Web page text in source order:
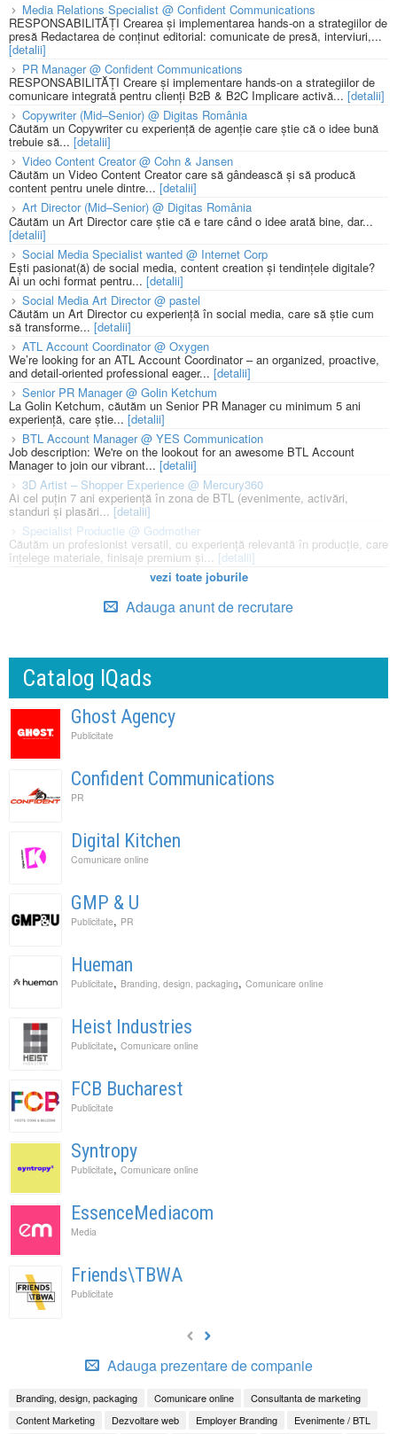
Media Relations Specialist @ Confident Communications
RESPONSABILITĂȚI Crearea și implementarea hands-on a strategiilor de
presă Redactarea de conținut editorial: comunicate de presă, interviuri,...
[detalii]
PR Manager @ Confident Communications
RESPONSABILITĂȚI Creare și implementare hands-on a strategiilor de
comunicare integrată pentru clienți B2B & B2C Implicare activă... [detalii]
Copywriter (Mid–Senior) @ Digitas România
Căutăm un Copywriter cu experiență de agenție care știe că o idee bună
trebuie să... [detalii]
Video Content Creator @ Cohn & Jansen
Căutăm un Video Content Creator care să gândească și să producă
content pentru unele dintre... [detalii]
Art Director (Mid–Senior) @ Digitas România
Căutăm un Art Director care știe că e tare când o idee arată bine, dar...
[detalii]
Social Media Specialist wanted @ Internet Corp
Ești pasionat(ă) de social media, content creation și tendințele digitale?
Ai un ochi format pentru... [detalii]
Social Media Art Director @ pastel
Căutăm un Art Director cu experiență în social media, care să știe cum
să transforme... [detalii]
ATL Account Coordinator @ Oxygen
We’re looking for an ATL Account Coordinator – an organized, proactive,
and detail-oriented professional eager... [detalii]
Senior PR Manager @ Golin Ketchum
La Golin Ketchum, căutăm un Senior PR Manager cu minimum 5 ani
experiență, care știe... [detalii]
BTL Account Manager @ YES Communication
Job description: We're on the lookout for an awesome BTL Account
Manager to join our vibrant... [detalii]
3D Artist – Shopper Experience @ Mercury360
Ai cel puțin 7 ani experiență în zona de BTL (evenimente, activări,
standuri și plasări...[detalii]
Specialist Productie @ Godmother
Căutăm un profesionist versatil, cu experiență relevantă în producție, care
înțelege materiale, finisaje premium și... [detalii]
vezi toate joburile
Adauga anunt de recrutare
Catalog IQads
Ghost Agency
Publicitate
Confident Communications
PR
Digital Kitchen
Comunicare online
GMP & U
Publicitate, PR
Hueman
Publicitate, Branding, design, packaging, Comunicare online
Heist Industries
Publicitate, Comunicare online
FCB Bucharest
Publicitate
Syntropy
Publicitate, Comunicare online
EssenceMediacom
Media
Friends\TBWA
Publicitate
Adauga prezentare de companie
Branding, design, packaging Comunicare online
Consultanta de marketing
Content Marketing
Dezvoltare web Employer Branding Evenimente / BTL